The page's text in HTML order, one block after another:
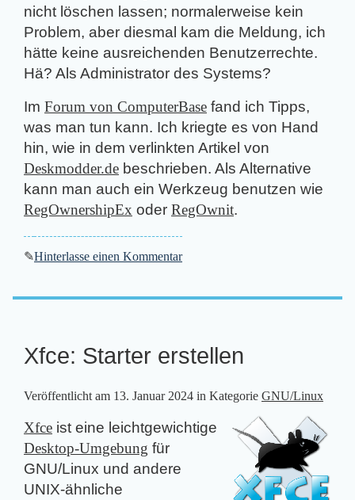
nicht löschen lassen; normalerweise kein
Problem, aber diesmal kam die Meldung, ich
hätte keine ausreichenden Benutzerrechte.
Hä? Als Administrator des Systems?
Im Forum von ComputerBase fand ich Tipps,
was man tun kann. Ich kriegte es von Hand
hin, wie in dem verlinkten Artikel von
Deskmodder.de beschrieben. Als Alternative
kann man auch ein Werkzeug benutzen wie
RegOwnershipEx oder RegOwnit.
✎Hinterlasse einen Kommentar
Xfce: Starter erstellen
Veröffentlicht am 13. Januar 2024 in Kategorie GNU/Linux
Xfce ist eine leichtgewichtige
Desktop-Umgebung für
GNU/Linux und andere
UNIX-ähnliche